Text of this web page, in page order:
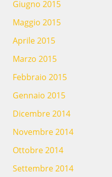
Giugno 2015
Maggio 2015
Aprile 2015
Marzo 2015
Febbraio 2015
Gennaio 2015
Dicembre 2014
Novembre 2014
Ottobre 2014
Settembre 2014